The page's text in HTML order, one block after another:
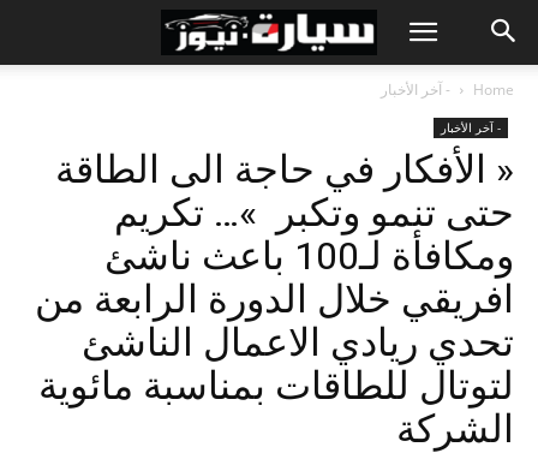
Home - آخر الأخبار
- آخر الأخبار
« الأفكار في حاجة الى الطاقة
حتى تنمو وتكبر »… تكريم
ومكافأة لـ100 باعث ناشئ
افريقي خلال الدورة الرابعة من
تحدي ريادي الاعمال الناشئ
لتوتال للطاقات بمناسبة مائوية
الشركة